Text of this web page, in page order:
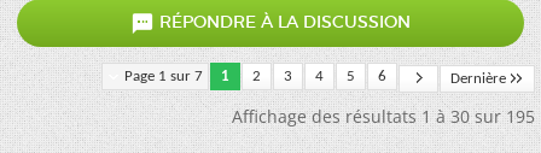
 RÉPONDRE À LA DISCUSSION
Page 1 sur 7 1 2 3 4 5 6 Dernière
Affichage des résultats 1 à 30 sur 195